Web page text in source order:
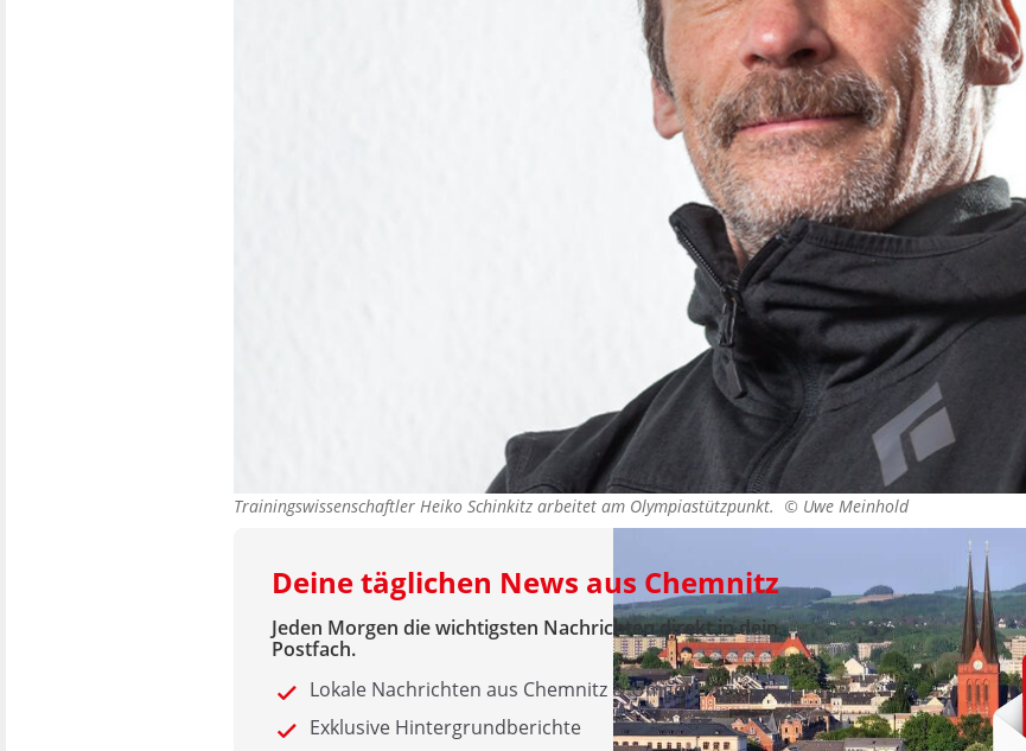
Trainingswissenschaftler Heiko Schinkitz arbeitet am Olympiastützpunkt. © Uwe Meinhold
Deine täglichen News aus Chemnitz
Jeden Morgen die wichtigsten Nachrichten direkt in dein
Postfach.
Lokale Nachrichten aus Chemnitz & Umgebung
Exklusive Hintergrundberichte